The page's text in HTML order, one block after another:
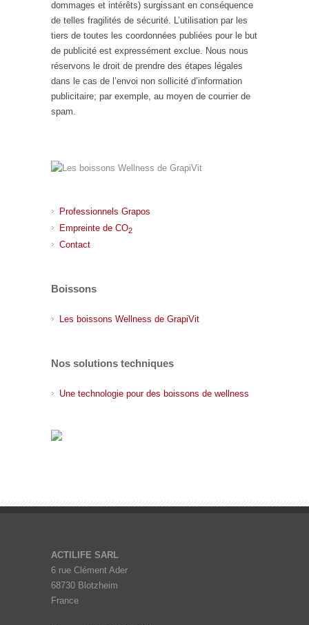
dommages et intérêts) surgissant en conséquence
de telles fragilités de sécurité. L’utilisation par les
tiers de toutes les coordonnées publiées pour le but
de publicité est expressément exclue. Nous nous
réservons le droit de prendre des étapes légales
dans le cas de l’envoi non sollicité d’information
publicitaire; par exemple, au moyen de courrier de
spam.
Professionnels Grapos
Empreinte de CO2
Contact
Boissons
Les boissons Wellness de GrapiVit
Nos solutions techniques
Une technologie pour des boissons de wellness
ACTILIFE SARL
6 rue Clément Ader
68730 Blotzheim
France